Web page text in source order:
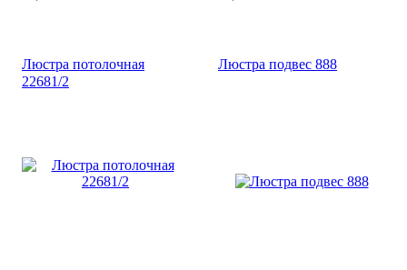
Люстра потолочная
22681/2
Люстра подвес 888